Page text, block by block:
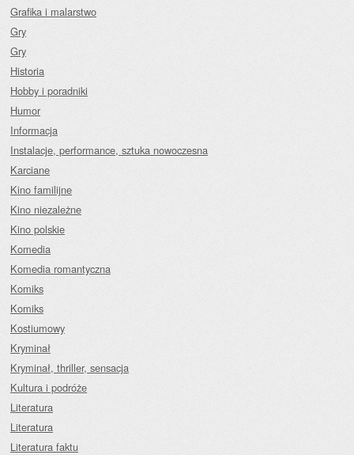
Grafika i malarstwo
Gry
Gry
Historia
Hobby i poradniki
Humor
Informacja
Instalacje, performance, sztuka nowoczesna
Karciane
Kino familijne
Kino niezależne
Kino polskie
Komedia
Komedia romantyczna
Komiks
Komiks
Kostiumowy
Kryminał
Kryminał, thriller, sensacja
Kultura i podróże
Literatura
Literatura
Literatura faktu